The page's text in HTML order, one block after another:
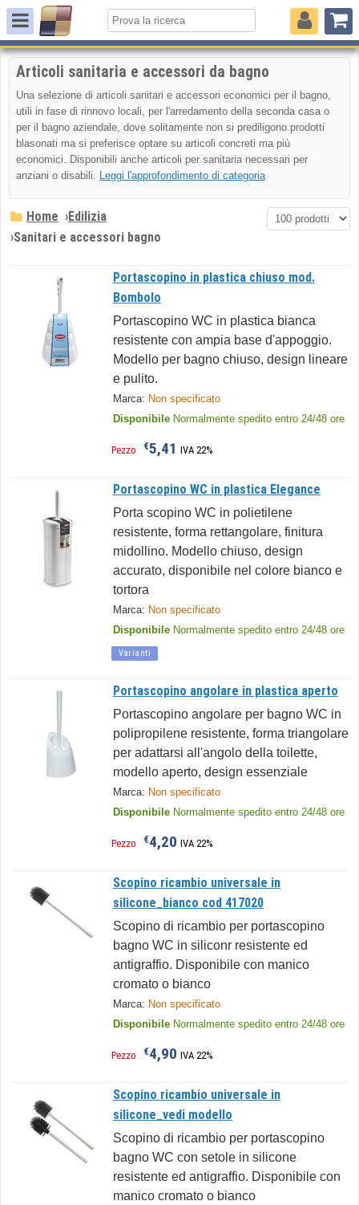
Articoli sanitaria e accessori da bagno
Una selezione di articoli sanitari e accessori economici per il bagno,
utili in fase di rinnovo locali, per l'arredamento della seconda casa o
per il bagno aziendale, dove solitamente non si prediligono prodotti
blasonati ma si preferisce optare su articoli concreti ma più
economici. Disponibili anche articoli per sanitaria necessari per
anziani o disabili. Leggi l'approfondimento di categoria
Home ›Edilizia
›Sanitari e accessori bagno
Portascopino in plastica chiuso mod.
Bombolo
Portascopino WC in plastica bianca
resistente con ampia base d'appoggio.
Modello per bagno chiuso, design lineare
e pulito.
Marca: Non specificato
Disponibile Normalmente spedito entro 24/48 ore
Pezzo €5,41 IVA 22%
Portascopino WC in plastica Elegance
Porta scopino WC in polietilene
resistente, forma rettangolare, finitura
midollino. Modello chiuso, design
accurato, disponibile nel colore bianco e
tortora
Marca: Non specificato
Disponibile Normalmente spedito entro 24/48 ore
Varianti
Portascopino angolare in plastica aperto
Portascopino angolare per bagno WC in
polipropilene resistente, forma triangolare
per adattarsi all'angolo della toilette,
modello aperto, design essenziale
Marca: Non specificato
Disponibile Normalmente spedito entro 24/48 ore
Pezzo €4,20 IVA 22%
Scopino ricambio universale in
silicone_bianco cod 417020
Scopino di ricambio per portascopino
bagno WC in siliconr resistente ed
antigraffio. Disponibile con manico
cromato o bianco
Marca: Non specificato
Disponibile Normalmente spedito entro 24/48 ore
Pezzo €4,90 IVA 22%
Scopino ricambio universale in
silicone_vedi modello
Scopino di ricambio per portascopino
bagno WC con setole in silicone
resistente ed antigraffio. Disponibile con
manico cromato o bianco